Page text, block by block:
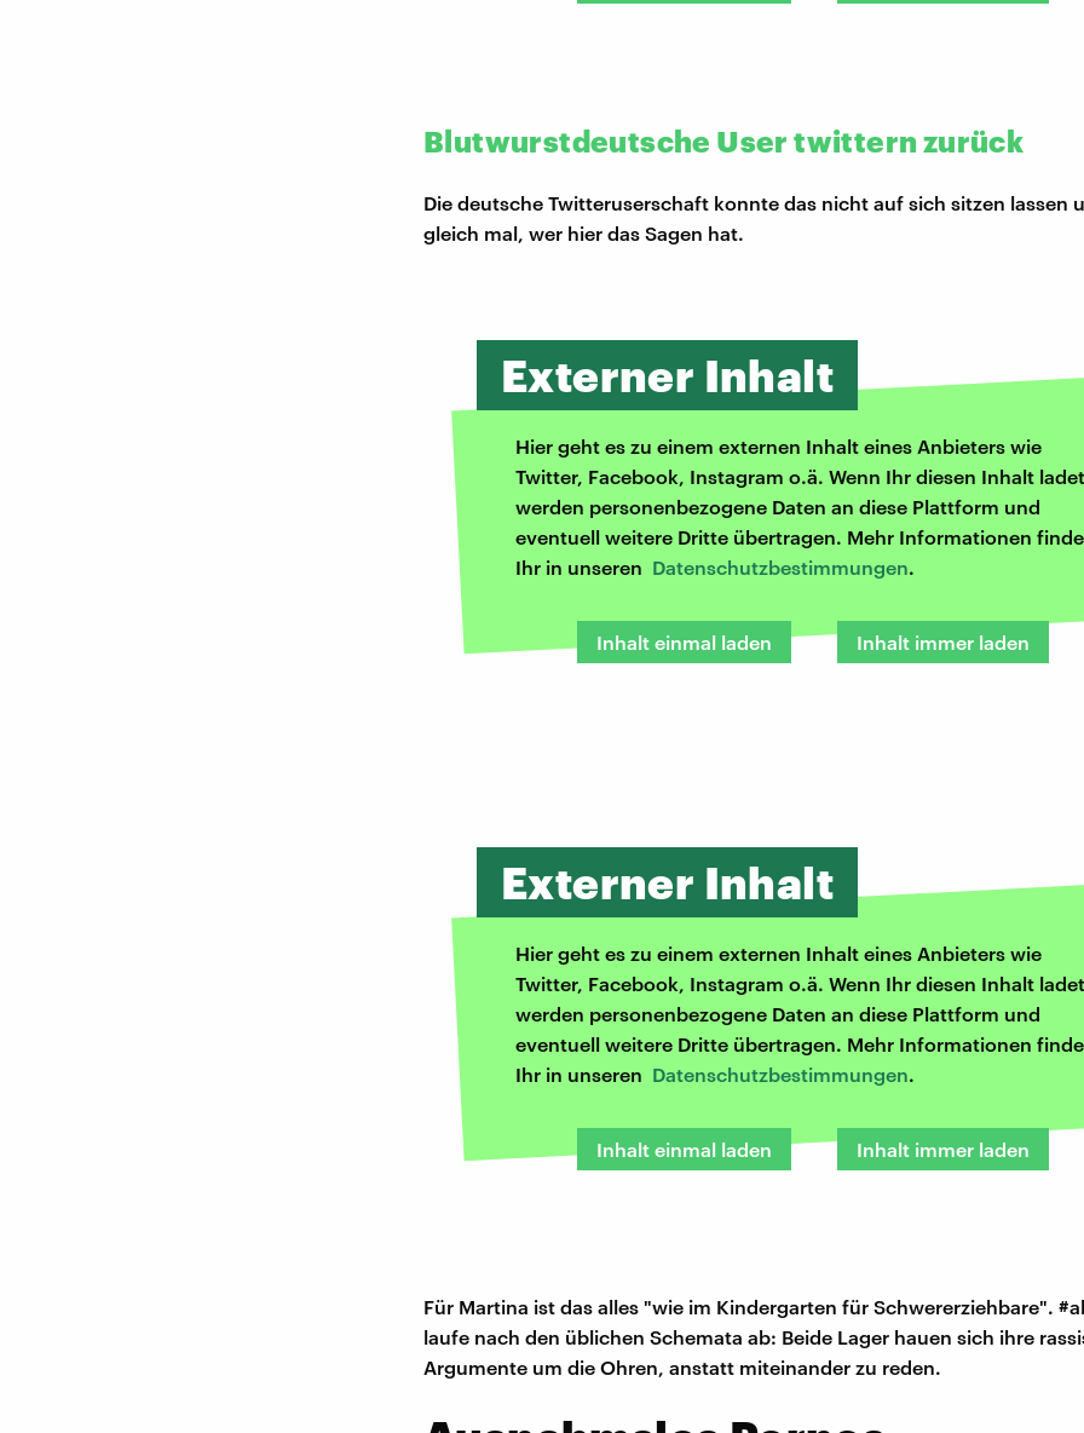
Blutwurstdeutsche User twittern zurück
Die deutsche Twitteruserschaft konnte das nicht auf sich sitzen lassen
gleich mal, wer hier das Sagen hat.
Externer Inhalt
Hier geht es zu einem externen Inhalt eines Anbieters wie
Twitter, Facebook, Instagram o.ä. Wenn Ihr diesen Inhalt
werden personenbezogene Daten an diese Plattform und
eventuell weitere Dritte übertragen. Mehr Informationen
Ihr in unseren Datenschutzbestimmungen.
Inhalt einmal laden Inhalt immer laden
Externer Inhalt
Hier geht es zu einem externen Inhalt eines Anbieters wie
Twitter, Facebook, Instagram o.ä. Wenn Ihr diesen Inhalt
werden personenbezogene Daten an diese Plattform und
eventuell weitere Dritte übertragen. Mehr Informationen
Ihr in unseren Datenschutzbestimmungen.
Inhalt einmal laden Inhalt immer laden
Für Martina ist das alles "wie im Kindergarten für Schwererziehbare".
laufe nach den üblichen Schemata ab: Beide Lager hauen sich ihre
Argumente um die Ohren, anstatt miteinander zu reden.